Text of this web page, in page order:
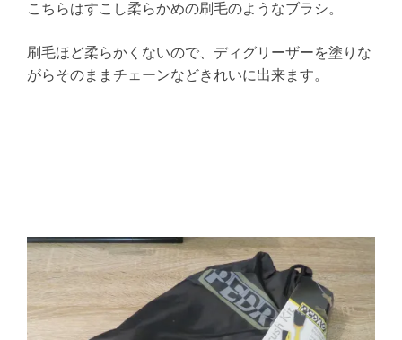
こちらはすこし柔らかめの刷毛のようなブラシ。
刷毛ほど柔らかくないので、ディグリーザーを塗りな
がらそのままチェーンなどきれいに出来ます。